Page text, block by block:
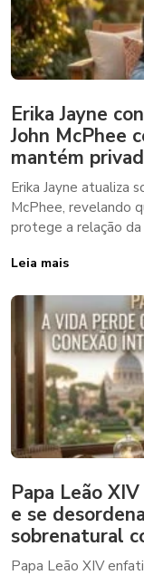
Erika Jayne
John McPhee
mantém
Erika Jayne atualiza
McPhee, revelando
protege a relação da
Leia mais
Papa Leão
e se
sobrenatural
Papa Leão XIV